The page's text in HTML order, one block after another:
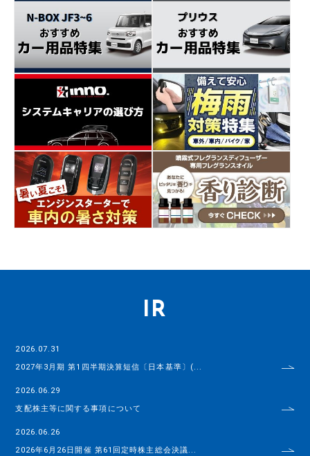
IR
2026.07.31
2027年3月期 第1四半期決算短信〔日本基準〕(...
2026.06.29
支配株主等に関する事項について
2026.06.26
2026年6月26日開催 第61回定時株主総会決議...